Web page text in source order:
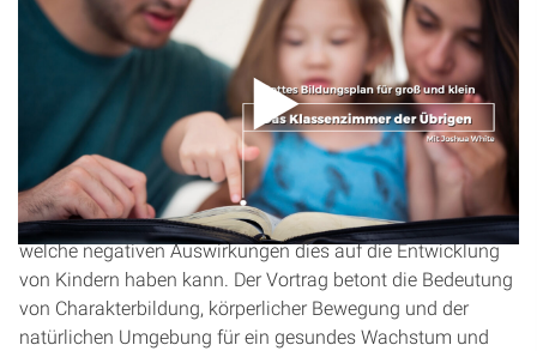
15. Dezember 2019 644Klicks Download
In dieser Folge von „Das Klassenzimmer der Übrigen“
spricht Joshua White über Gottes Ideal der Erziehung und
Bildung. Er beleuchtet, wie moderne pädagogische Ansätze
oft von wissenschaftlichen Erkenntnissen abweichen und
welche negativen Auswirkungen dies auf die Entwicklung
von Kindern haben kann. Der Vortrag betont die Bedeutung
von Charakterbildung, körperlicher Bewegung und der
natürlichen Umgebung für ein gesundes Wachstum und
Über Uns
Kontakt
Spenden